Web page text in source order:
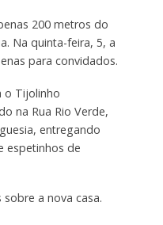
200 metros do
Na quinta-feira, 5, a
para convidados.
o Tijolinho
na Rua Rio Verde,
entregando
espetinhos de
a nova casa.